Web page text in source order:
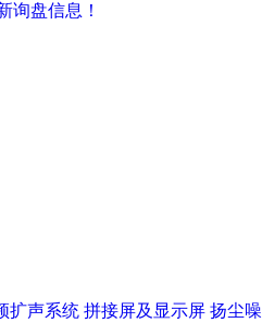
询盘信息！
扩声系统 拼接屏及显示屏 扬尘噪